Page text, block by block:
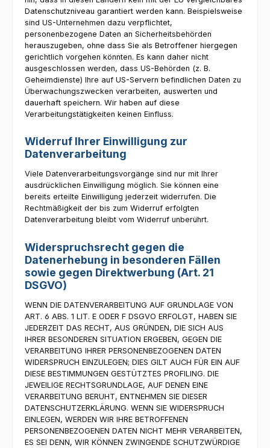
Datenschutzniveau garantiert werden kann. Beispielsweise
sind US-Unternehmen dazu verpflichtet,
personenbezogene Daten an Sicherheitsbehörden
herauszugeben, ohne dass Sie als Betroffener hiergegen
gerichtlich vorgehen könnten. Es kann daher nicht
ausgeschlossen werden, dass US-Behörden (z. B.
Geheimdienste) Ihre auf US-Servern befindlichen Daten zu
Überwachungszwecken verarbeiten, auswerten und
dauerhaft speichern. Wir haben auf diese
Verarbeitungstätigkeiten keinen Einfluss.
Widerruf Ihrer Einwilligung zur
Datenverarbeitung
Viele Datenverarbeitungsvorgänge sind nur mit Ihrer
ausdrücklichen Einwilligung möglich. Sie können eine
bereits erteilte Einwilligung jederzeit widerrufen. Die
Rechtmäßigkeit der bis zum Widerruf erfolgten
Datenverarbeitung bleibt vom Widerruf unberührt.
Widerspruchsrecht gegen die
Datenerhebung in besonderen Fällen
sowie gegen Direktwerbung (Art. 21
DSGVO)
WENN DIE DATENVERARBEITUNG AUF GRUNDLAGE VON
ART. 6 ABS. 1 LIT. E ODER F DSGVO ERFOLGT, HABEN SIE
JEDERZEIT DAS RECHT, AUS GRÜNDEN, DIE SICH AUS
IHRER BESONDEREN SITUATION ERGEBEN, GEGEN DIE
VERARBEITUNG IHRER PERSONENBEZOGENEN DATEN
WIDERSPRUCH EINZULEGEN; DIES GILT AUCH FÜR EIN AUF
DIESE BESTIMMUNGEN GESTÜTZTES PROFILING. DIE
JEWEILIGE RECHTSGRUNDLAGE, AUF DENEN EINE
VERARBEITUNG BERUHT, ENTNEHMEN SIE DIESER
DATENSCHUTZERKLÄRUNG. WENN SIE WIDERSPRUCH
EINLEGEN, WERDEN WIR IHRE BETROFFENEN
PERSONENBEZOGENEN DATEN NICHT MEHR VERARBEITEN,
ES SEI DENN, WIR KÖNNEN ZWINGENDE SCHUTZWÜRDIGE